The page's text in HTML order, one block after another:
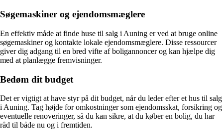
Søgemaskiner og ejendomsmæglere
En effektiv måde at finde huse til salg i Auning er ved at bruge online
søgemaskiner og kontakte lokale ejendomsmæglere. Disse ressourcer
giver dig adgang til en bred vifte af boligannoncer og kan hjælpe dig
med at planlægge fremvisninger.
Bedøm dit budget
Det er vigtigt at have styr på dit budget, når du leder efter et hus til salg
i Auning. Tag højde for omkostninger som ejendomsskat, forsikring og
eventuelle renoveringer, så du kan sikre, at du køber en bolig, du har
råd til både nu og i fremtiden.